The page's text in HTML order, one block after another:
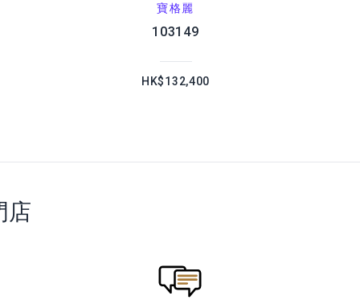
寶格麗
103149
HK$132,400
店